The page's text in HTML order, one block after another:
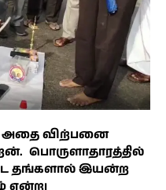
அதை விற்பனை
பொருளாதாரத்தில்
தங்களால் இயன்ற
என்று